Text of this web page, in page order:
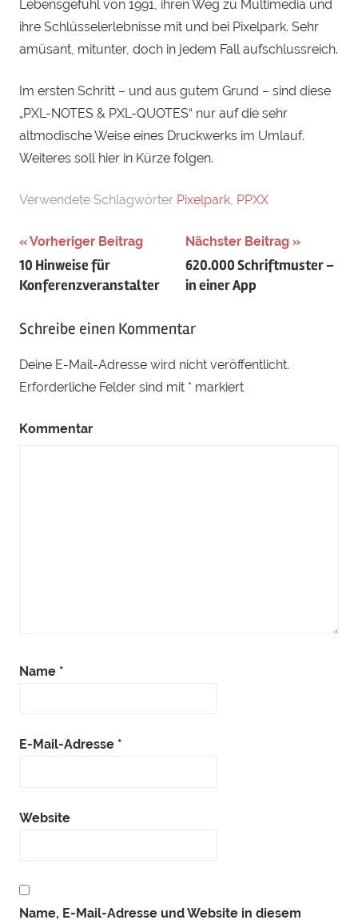
Lebensgefühl von 1991, ihren Weg zu Multimedia und
ihre Schlüsselerlebnisse mit und bei Pixelpark. Sehr
amüsant, mitunter, doch in jedem Fall aufschlussreich.
Im ersten Schritt – und aus gutem Grund – sind diese
„PXL-NOTES & PXL-QUOTES“ nur auf die sehr
altmodische Weise eines Druckwerks im Umlauf.
Weiteres soll hier in Kürze folgen.
Verwendete Schlagwörter Pixelpark, PPXX
Beitragsnavigation
Vorheriger Beitrag
10 Hinweise für
Konferenzveranstalter
Nächster Beitrag
620.000 Schriftmuster –
in einer App
Schreibe einen Kommentar
Deine E-Mail-Adresse wird nicht veröffentlicht.
Erforderliche Felder sind mit * markiert
Kommentar
Name *
E-Mail-Adresse *
Website
Name, E-Mail-Adresse und Website in diesem